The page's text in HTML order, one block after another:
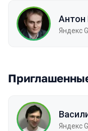
Антон
Яндекс
Яндекс